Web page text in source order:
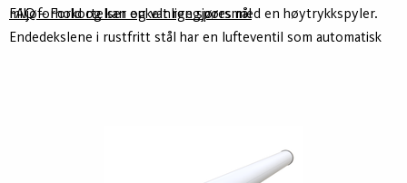
miljøforhold og kan enkelt rengjøres med en høytrykkspyler.
Endedekslene i rustfritt stål har en lufteventil som automatisk
FAQ – Forkortelser og vanlige spørsmål